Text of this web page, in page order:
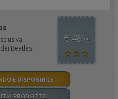
Beatles!
€ 49,99
È DISPONIBILE
PRODOTTO